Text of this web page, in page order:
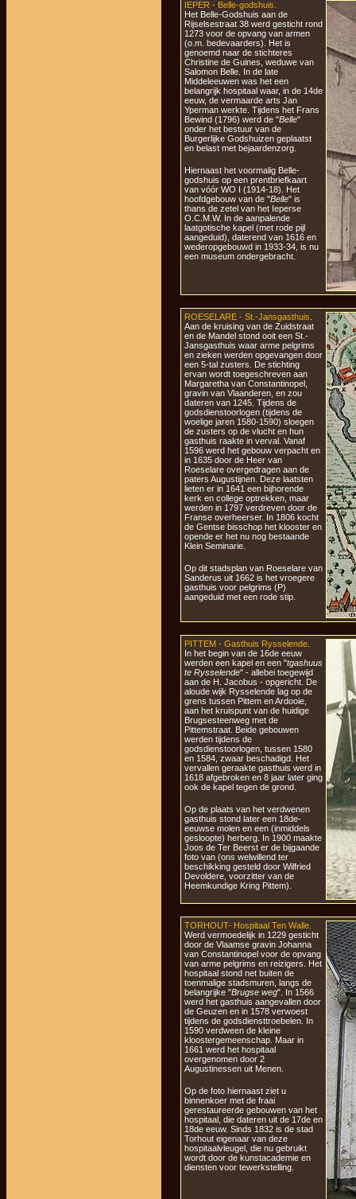
IEPER - Belle-godshuis.
Het Belle-Godshuis aan de
Rijselsestraat 38 werd gesticht rond
1273 voor de opvang van armen
(o.m. bedevaarders). Het is
genoemd naar de stichteres
Christine de Guines, weduwe van
Salomon Belle. In de late
Middeleeuwen was het een
belangrijk hospitaal waar, in de 14de
eeuw, de vermaarde arts Jan
Yperman werkte. Tijdens het Frans
Bewind (1796) werd de "Belle"
onder het bestuur van de
Burgerlijke Godshuizen geplaatst
en belast met bejaardenzorg.
Hiernaast het voormalig Belle-
godshuis op een prentbriefkaart
van vóór WO I (1914-18). Het
hoofdgebouw van de "Belle" is
thans de zetel van het Ieperse
O.C.M.W. In de aanpalende
laatgotische kapel (met rode pijl
aangeduid), daterend van 1616 en
wederopgebouwd in 1933-34, is nu
een museum ondergebracht.
ROESELARE - St.-Jansgasthuis
Aan de kruising van de Zuidstraat
en de Mandel stond ooit een St.-
Jansgasthuis waar arme pelgrims
en zieken werden opgevangen door
een 5-tal zusters. De stichting
ervan wordt toegeschreven aan
Margaretha van Constantinopel,
gravin van Vlaanderen, en zou
dateren van 1245. Tijdens de
godsdienstoorlogen (tijdens de
woelige jaren 1580-1590) sloegen
de zusters op de vlucht en hun
gasthuis raakte in verval. Vanaf
1596 werd het gebouw verpacht en
in 1635 door de Heer van
Roeselare overgedragen aan de
paters Augustijnen. Deze laatsten
lieten er in 1641 een bijhorende
kerk en college optrekken, maar
werden in 1797 verdreven door de
Franse overheerser. In 1806 kocht
de Gentse bisschop het klooster en
opende er het nu nog bestaande
Klein Seminarie.
Op dit stadsplan van Roeselare van
Sanderus uit 1662 is het vroegere
gasthuis voor pelgrims (P)
aangeduid met een rode stip.
PITTEM - Gasthuis Rysselende.
In het begin van de 16de eeuw
werden een kapel en een "tgashuus
te Rysselende" - allebei toegewijd
aan de H. Jacobus - opgericht. De
aloude wijk Rysselende lag op de
grens tussen Pittem en Ardooie,
aan het kruispunt van de huidige
Brugsesteenweg met de
Pittemstraat. Beide gebouwen
werden tijdens de
godsdienstoorlogen, tussen 1580
en 1584, zwaar beschadigd. Het
vervallen geraakte gasthuis werd in
1618 afgebroken en 8 jaar later ging
ook de kapel tegen de grond.
Op de plaats van het verdwenen
gasthuis stond later een 18de-
eeuwse molen en een (inmiddels
gesloopte) herberg. In 1900 maakte
Joos de Ter Beerst er de bijgaande
foto van (ons welwillend ter
beschikking gesteld door Wilfried
Devoldere, voorzitter van de
Heemkundige Kring Pittem).
TORHOUT- Hospitaal Ten Walle.
Werd vermoedelijk in 1229 gesticht
door de Vlaamse gravin Johanna
van Constantinopel voor de opvang
van arme pelgrims en reizigers. Het
hospitaal stond net buiten de
toenmalige stadsmuren, langs de
belangrijke "Brugse weg". In 1566
werd het gasthuis aangevallen door
de Geuzen en in 1578 verwoest
tijdens de godsdiensttroebelen. In
1590 verdween de kleine
kloostergemeenschap. Maar in
1661 werd het hospitaal
overgenomen door 2
Augustinessen uit Menen.
Op de foto hiernaast ziet u
binnenkoer met de fraai
gerestaureerde gebouwen van het
hospitaal, die dateren uit de 17de en
18de eeuw. Sinds 1832 is de stad
Torhout eigenaar van deze
hospitaalvleugel, die nu gebruikt
wordt door de kunstacademie en
diensten voor tewerkstelling.